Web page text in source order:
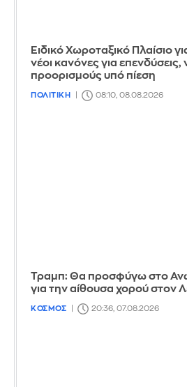
Ειδικό Χωροταξικό Πλαίσιο
νέοι κανόνες για επενδύσεις,
προορισμούς υπό πίεση
ΠΟΛΙΤΙΚΗ 08:10, 08.08.2026
Τραμπ: Θα προσφύγω στο
για την αίθουσα χορού στον
ΚΟΣΜΟΣ 20:36, 07.08.2026